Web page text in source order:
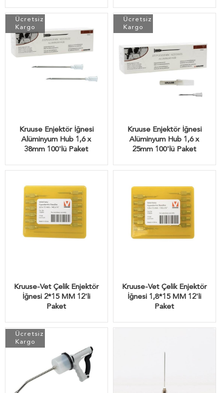
Kruuse Enjektör İğnesi
Alüminyum Hub 1,6 x
38mm 100'lü Paket
Ücretsiz
Kargo
Kruuse Enjektör İğnesi
Alüminyum Hub 1,6 x
25mm 100'lü Paket
Ücretsiz
Kargo
Kruuse-Vet Çelik Enjektör
İğnesi 2*15 MM 12'li
Paket
Kruuse-Vet Çelik Enjektör
İğnesi 1,8*15 MM 12'li
Paket
Ücretsiz
Kargo